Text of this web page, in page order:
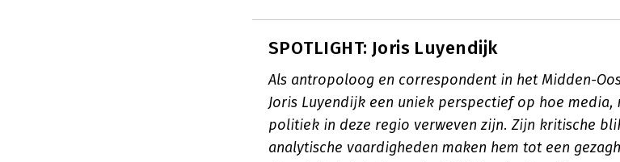
SPOTLIGHT: Joris Luyendijk
Als antropoloog en correspondent in het Midden-
Joris Luyendijk een uniek perspectief op hoe media,
politiek in deze regio verweven zijn. Zijn kritische
analytische vaardigheden maken hem tot een